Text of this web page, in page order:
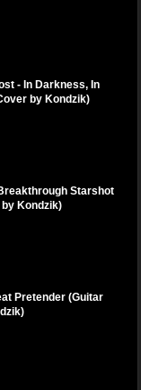
- In Darkness, In
by Kondzik)
Starshot
Kondzik)
Pretender (Guitar